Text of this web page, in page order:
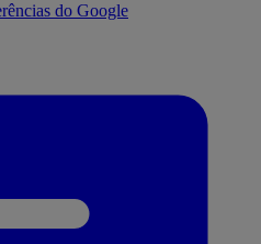
do Google